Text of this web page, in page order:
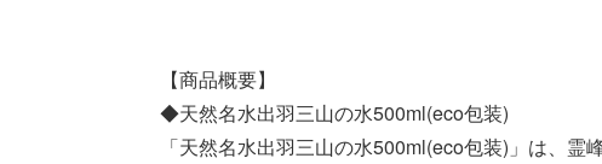
【商品概要】
◆天然名水出羽三山の水500ml(eco包装)
「天然名水出羽三山の水500ml(eco包装)」は、